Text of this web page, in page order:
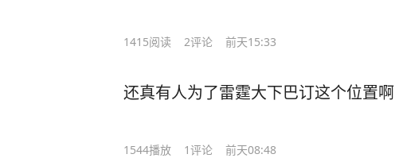
1415阅读 2评论 前天15:33
还真有人为了雷霆大下巴订这个位置啊
1544播放 1评论 前天08:48